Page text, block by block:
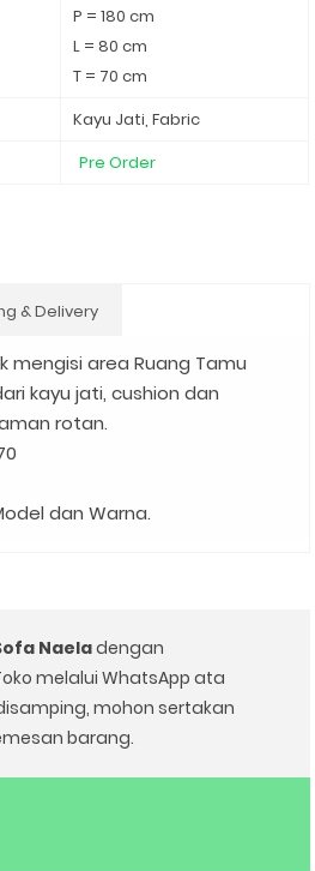
P = 180 cm
L = 80 cm
T = 70 cm
Kayu Jati, Fabric
Pre Order
& Delivery
mengisi area Ruang Tamu
kayu jati, cushion dan
rotan.
dan Warna.
Naeladengan
melalui WhatsApp ata
mohon sertakan
barang.